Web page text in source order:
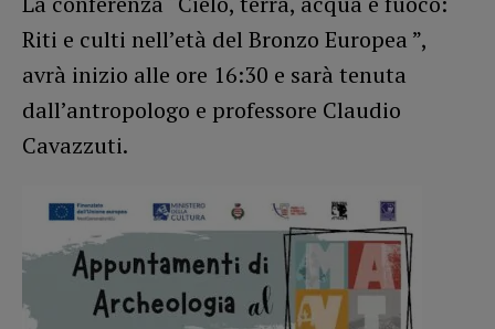
Riti e culti nell’età del Bronzo Europea ”,
avrà inizio alle ore 16:30 e sarà tenuta
dall’antropologo e professore Claudio
Cavazzuti.